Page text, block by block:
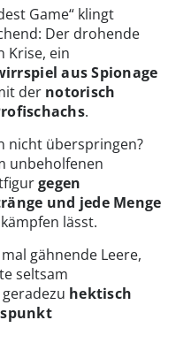
Game“ klingt
Der drohende
Krise, ein
aus Spionage
der notorisch
.
nicht überspringen?
unbeholfenen
gegen
und jede Menge
lässt.
gähnende Leere,
seltsam
hektisch